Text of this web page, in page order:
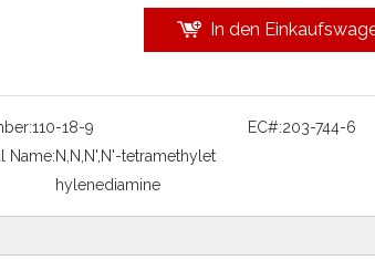
In den
110-18-9 EC#:203-744-6
Name:N,N,N',N'-tetramethylet
hylenediamine